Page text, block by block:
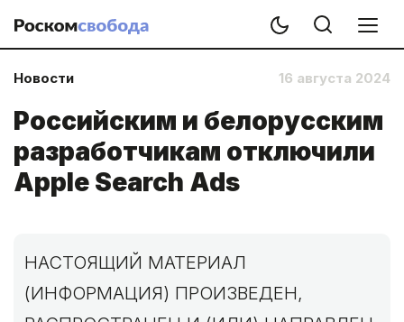
Новости 16 августа 2024
Российским и белорусским
разработчикам отключили
Apple Search Ads
НАСТОЯЩИЙ МАТЕРИАЛ
(ИНФОРМАЦИЯ) ПРОИЗВЕДЕН,